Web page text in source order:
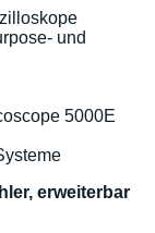
erweiterbar